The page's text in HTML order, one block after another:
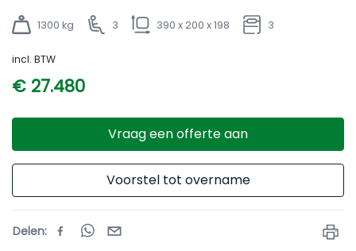
1300 kg 3 390 x 200 x 198 3
incl. BTW
€ 27.480
Vraag een offerte aan
Voorstel tot overname
Delen: